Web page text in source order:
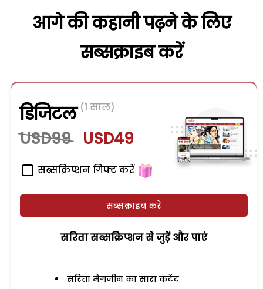
आगे की कहानी पढ़ने के लिए
सब्सक्राइब करें
डिजिटल (1 साल)
USD99 USD49
सब्सक्रिप्शन गिफ्ट करें
सब्सक्राइब करें
सरिता सब्सक्रिप्शन से जुड़ेें और पाएं
सरिता मैगजीन का सारा कंटेंट